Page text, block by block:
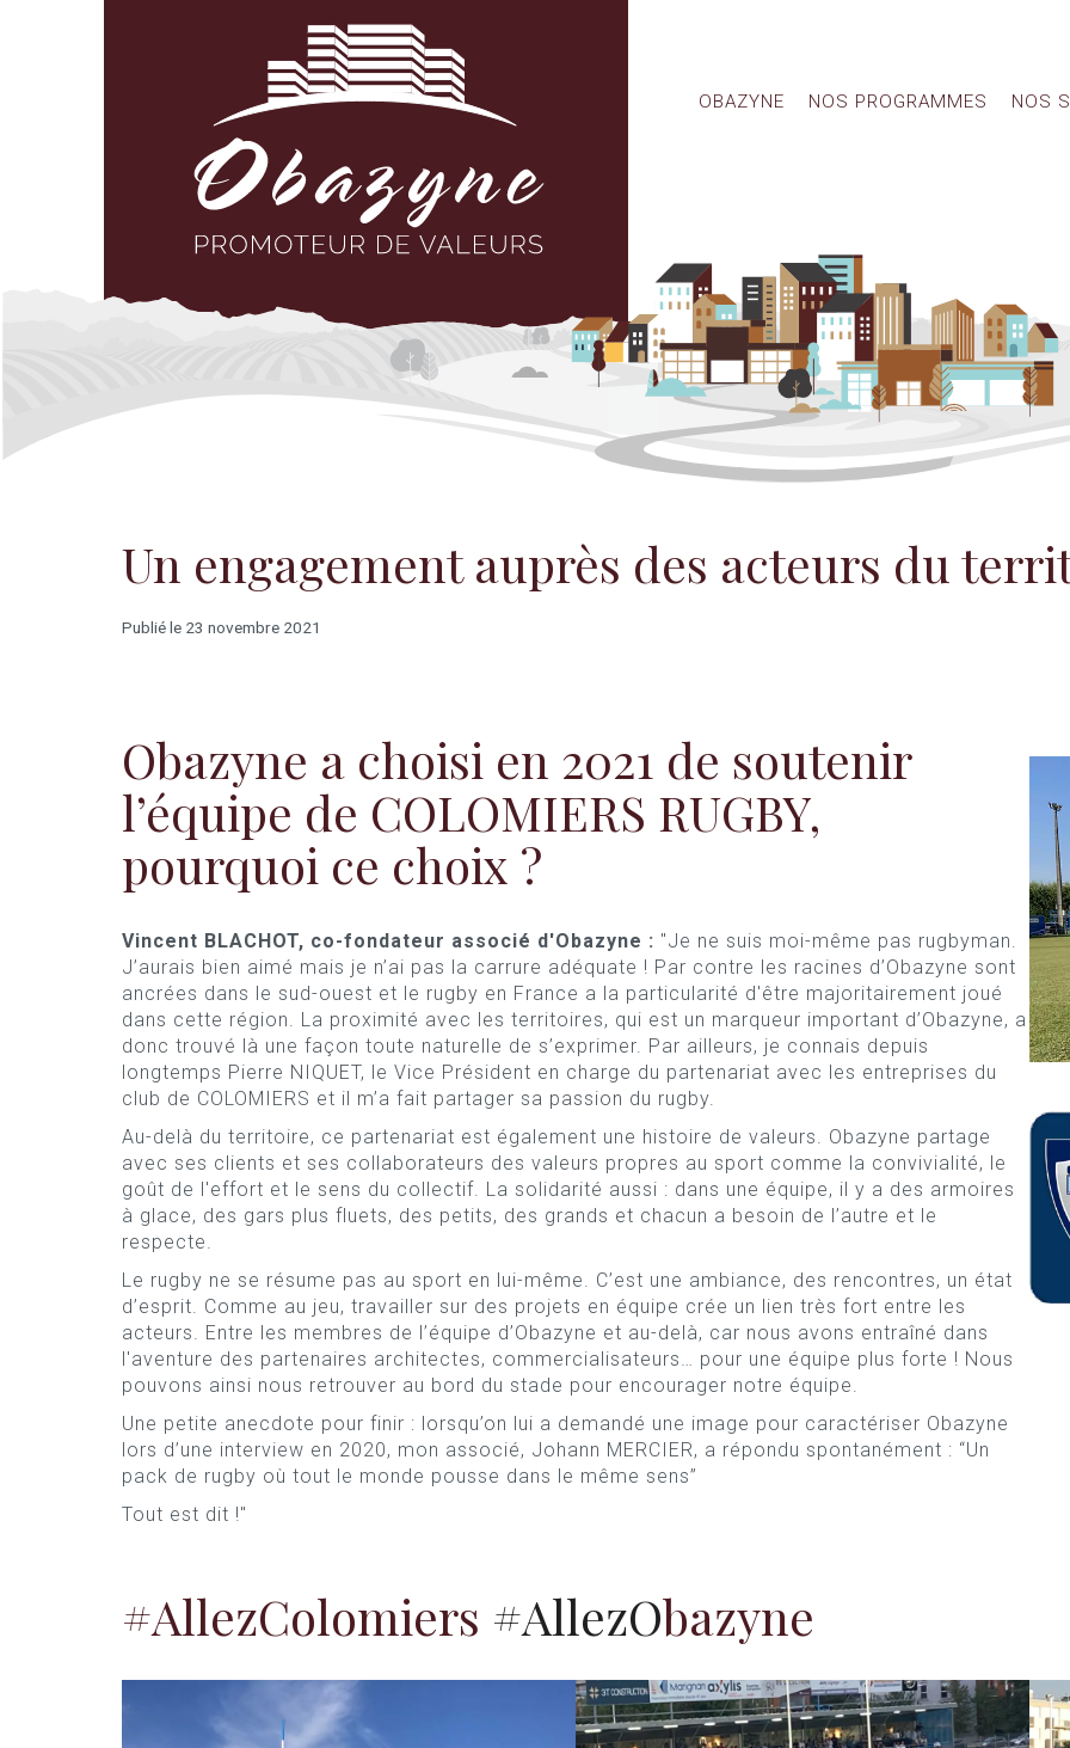
OBAZYNE NOS PROGRAMMES NOS
Un engagement auprès des acteurs du
Publié le 23 novembre 2021
Obazyne a choisi en 2021 de soutenir
l’équipe de COLOMIERS RUGBY,
pourquoi ce choix ?
Vincent BLACHOT, co-fondateur associé d'Obazyne : "Je ne suis moi-même pas rugbyman.
J’aurais bien aimé mais je n’ai pas la carrure adéquate ! Par contre les racines d’Obazyne sont
ancrées dans le sud-ouest et le rugby en France a la particularité d'être majoritairement joué
dans cette région. La proximité avec les territoires, qui est un marqueur important d’Obazyne, a
donc trouvé là une façon toute naturelle de s’exprimer. Par ailleurs, je connais depuis
longtemps Pierre NIQUET, le Vice Président en charge du partenariat avec les entreprises du
club de COLOMIERS et il m’a fait partager sa passion du rugby.
Au-delà du territoire, ce partenariat est également une histoire de valeurs. Obazyne partage
avec ses clients et ses collaborateurs des valeurs propres au sport comme la convivialité, le
goût de l'effort et le sens du collectif. La solidarité aussi : dans une équipe, il y a des armoires
à glace, des gars plus fluets, des petits, des grands et chacun a besoin de l’autre et le
respecte.
Le rugby ne se résume pas au sport en lui-même. C’est une ambiance, des rencontres, un état
d’esprit. Comme au jeu, travailler sur des projets en équipe crée un lien très fort entre les
acteurs. Entre les membres de l’équipe d’Obazyne et au-delà, car nous avons entraîné dans
l'aventure des partenaires architectes, commercialisateurs… pour une équipe plus forte ! Nous
pouvons ainsi nous retrouver au bord du stade pour encourager notre équipe.
Une petite anecdote pour finir : lorsqu’on lui a demandé une image pour caractériser Obazyne
lors d’une interview en 2020, mon associé, Johann MERCIER, a répondu spontanément : “Un
pack de rugby où tout le monde pousse dans le même sens”
Tout est dit !"
#AllezColomiers #AllezObazyne